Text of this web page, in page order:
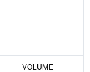
VOLUME